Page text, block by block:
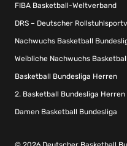
FIBA Basketball-Weltverband
DRS – Deutscher
Nachwuchs Basketball
Weibliche Nachwuchs
Basketball Bundesliga Herren
2. Basketball Bundesliga Herren
Damen Basketball Bundesliga